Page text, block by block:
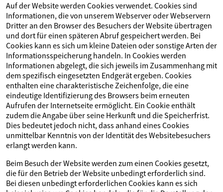
Auf der Website werden Cookies verwendet. Cookies sind
Informationen, die von unserem Webserver oder Webservern
Dritter an den Browser des Besuchers der Website übertragen
und dort für einen späteren Abruf gespeichert werden. Bei
Cookies kann es sich um kleine Dateien oder sonstige Arten der
Informationsspeicherung handeln. In Cookies werden
Informationen abgelegt, die sich jeweils im Zusammenhang mit
dem spezifisch eingesetzten Endgerät ergeben. Cookies
enthalten eine charakteristische Zeichenfolge, die eine
eindeutige Identifizierung des Browsers beim erneuten
Aufrufen der Internetseite ermöglicht. Ein Cookie enthält
zudem die Angabe über seine Herkunft und die Speicherfrist.
Dies bedeutet jedoch nicht, dass anhand eines Cookies
unmittelbar Kenntnis von der Identität des Websitebesuchers
erlangt werden kann.
Beim Besuch der Website werden zum einen Cookies gesetzt,
die für den Betrieb der Website unbedingt erforderlich sind.
Bei diesen unbedingt erforderlichen Cookies kann es sich